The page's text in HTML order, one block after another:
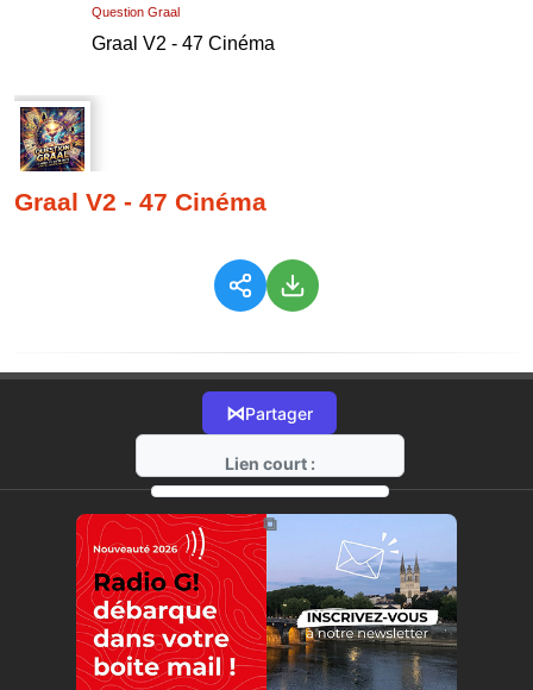
Question Graal
Graal V2 - 47 Cinéma
Graal V2 - 47 Cinéma
⋈Partager
Lien court :
https://radio-g.fr?11644
⧉